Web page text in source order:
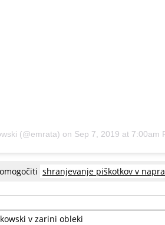
(@emrata) on Sep 7, 2019 at 7:00am
shranjevanje piškotkov v
v zarini obleki